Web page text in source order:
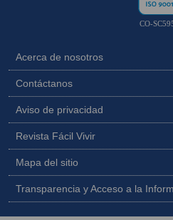
CO-
Acerca de nosotros
Contáctanos
Aviso de privacidad
Revista Fácil Vivir
Mapa del sitio
Transparencia y Acceso a la